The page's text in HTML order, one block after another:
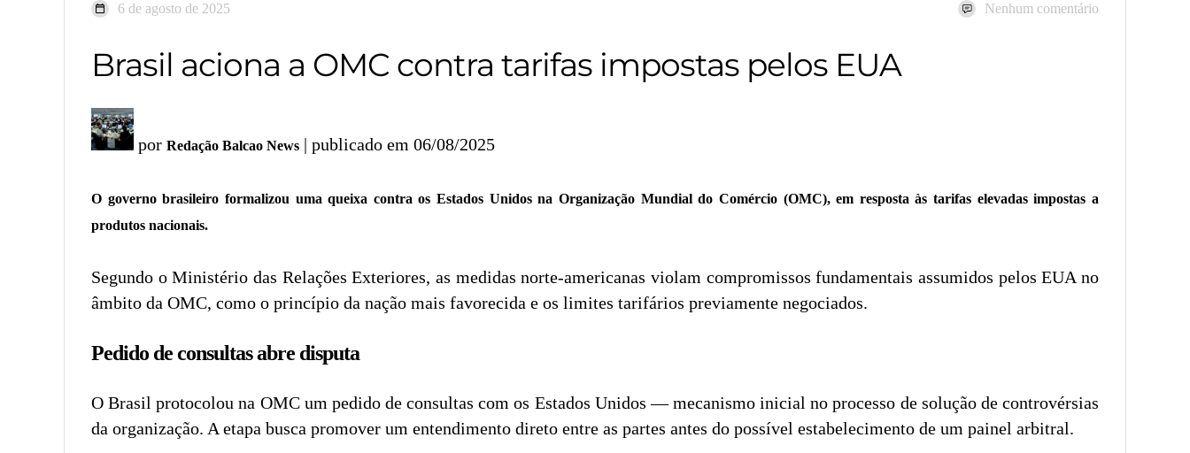
6 de agosto de 2025 Nenhum comentário
Brasil aciona a OMC contra tarifas impostas pelos EUA
por Redação Balcao News | publicado em 06/08/2025
O governo brasileiro formalizou uma queixa contra os Estados Unidos na Organização Mundial do Comércio (OMC), em resposta às tarifas elevadas impostas a
produtos nacionais.
Segundo o Ministério das Relações Exteriores, as medidas norte-americanas violam compromissos fundamentais assumidos pelos EUA no
âmbito da OMC, como o princípio da nação mais favorecida e os limites tarifários previamente negociados.
Pedido de consultas abre disputa
O Brasil protocolou na OMC um pedido de consultas com os Estados Unidos — mecanismo inicial no processo de solução de controvérsias
da organização. A etapa busca promover um entendimento direto entre as partes antes do possível estabelecimento de um painel arbitral.